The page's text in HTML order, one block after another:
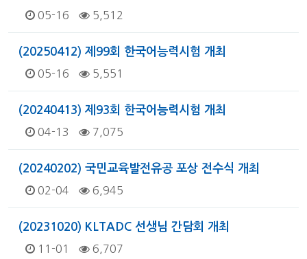
05-16 5,512
(20250412) 제99회 한국어능력시험 개최
05-16 5,551
(20240413) 제93회 한국어능력시험 개최
04-13 7,075
(20240202) 국민교육발전유공 포상 전수식 개최
02-04 6,945
(20231020) KLTADC 선생님 간담회 개최
11-01 6,707